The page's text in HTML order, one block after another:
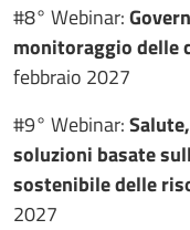
#8° Webinar:
monitoraggio delle
febbraio 2027
#9° Webinar:
soluzioni basate
sostenibile delle
2027